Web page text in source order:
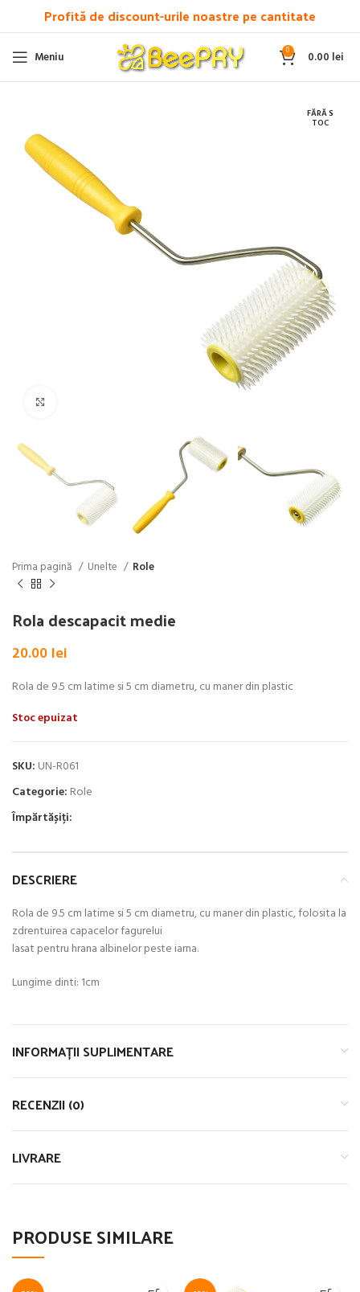
Profită de discount-urile noastre pe cantitate
Meniu 0 0.00 lei
FĂRĂ S
TOC
Prima pagină Unelte Role
Rola descapacit medie
20.00 lei
Rola de 9.5 cm latime si 5 cm diametru, cu maner din plastic
Stoc epuizat
SKU: UN-R061
Categorie: Role
Împărtășiți:
DESCRIERE
Rola de 9.5 cm latime si 5 cm diametru, cu maner din plastic, folosita la
zdrentuirea capacelor fagurelui
lasat pentru hrana albinelor peste iarna.
Lungime dinti: 1cm
INFORMAȚII SUPLIMENTARE
RECENZII (0)
LIVRARE
PRODUSE SIMILARE